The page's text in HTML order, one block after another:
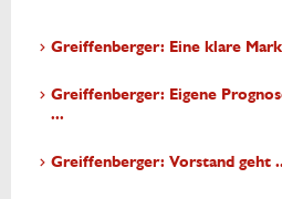
Greiffenberger: Eine klare
Greiffenberger: Eigene
...
Greiffenberger: Vorstand geht